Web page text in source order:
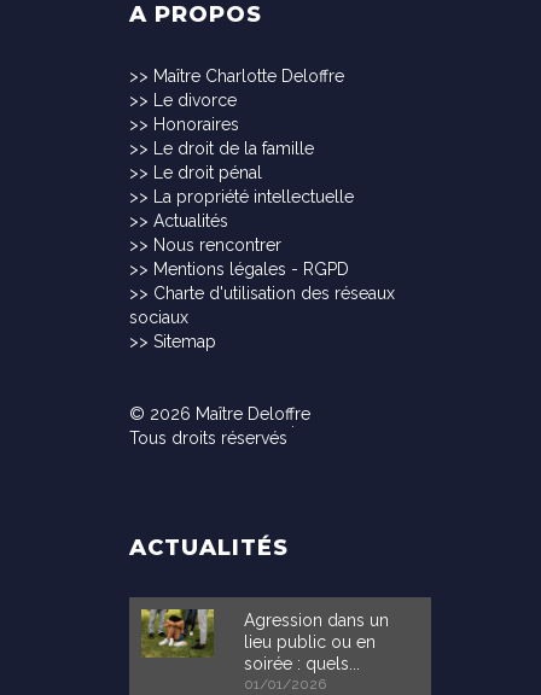
A PROPOS
>> Maître Charlotte Deloffre
>>
Le divorce
>> Honoraires
>>
Le droit de la famille
>>
Le droit pénal
>>
La propriété intellectuelle
>> Actualités
>> Nous rencontrer
>> Mentions légales - RGPD
>> Charte d'utilisation des réseaux
sociaux
>> Sitemap
© 2026 Maître Deloffre
Tous droits réservés
ACTUALITÉS
Agression dans un
lieu public ou en
soirée : quels...
01/01/2026